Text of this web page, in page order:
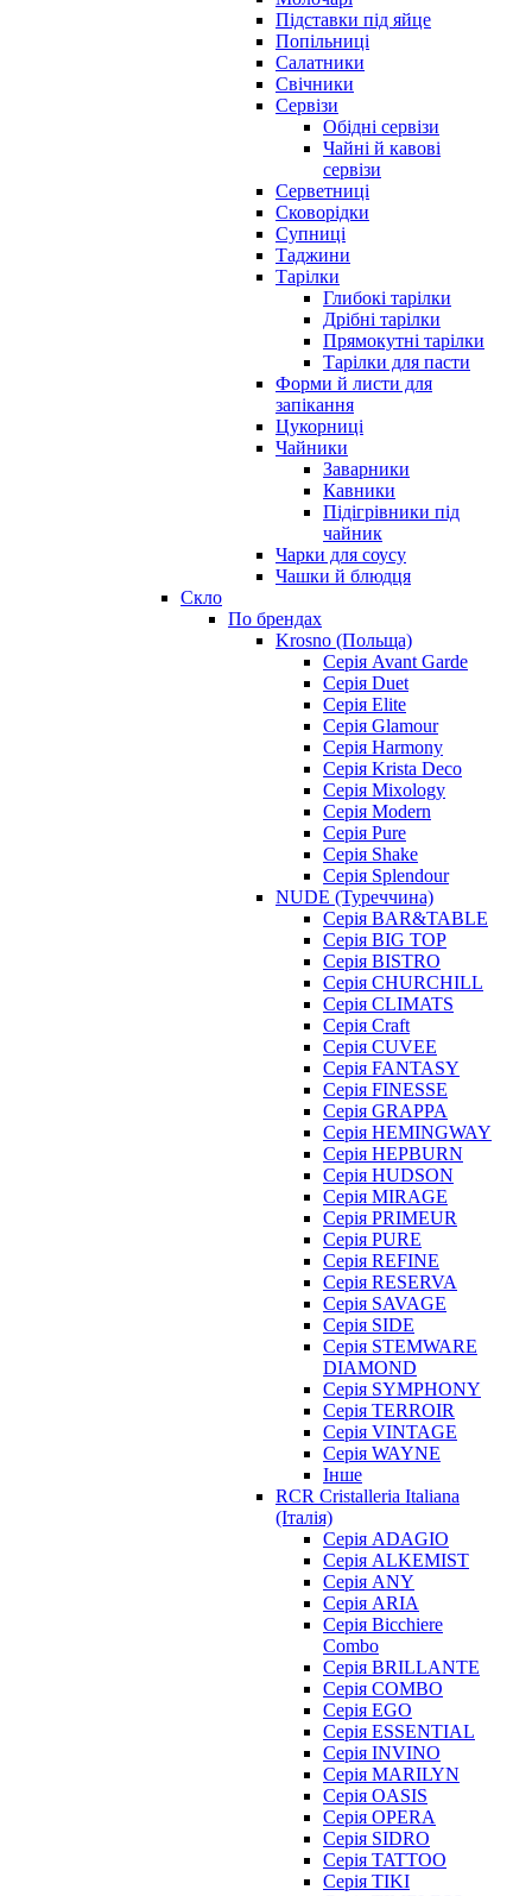
Підставки під яйце
Попільниці
Салатники
Свічники
Сервізи
Обідні сервізи
Чайні й кавові
сервізи
Серветниці
Сковорідки
Супниці
Таджини
Тарілки
Глибокі тарілки
Дрібні тарілки
Прямокутні тарілки
Тарілки для пасти
Форми й листи для
запікання
Цукорниці
Чайники
Заварники
Кавники
Підігрівники під
чайник
Чарки для соусу
Чашки й блюдця
Скло
По брендах
Krosno (Польща)
Серія Avant Garde
Серія Duet
Серія Elite
Серія Glamour
Серія Harmony
Серія Krista Deco
Серія Mixology
Серія Modern
Серія Pure
Серія Shake
Серія Splendour
NUDE (Туреччина)
Серія BAR&TABLE
Серія BIG TOP
Серія BISTRO
Серія CHURCHILL
Серія CLIMATS
Серія Craft
Серія CUVEE
Серія FANTASY
Серія FINESSE
Серія GRAPPA
Серія HEMINGWAY
Серія HEPBURN
Серія HUDSON
Серія MIRAGE
Серія PRIMEUR
Серія PURE
Серія REFINE
Серія RESERVA
Серія SAVAGE
Серія SIDE
Серія STEMWARE
DIAMOND
Серія SYMPHONY
Серія TERROIR
Серія VINTAGE
Серія WAYNE
Інше
RCR Cristalleria Italiana
(Італія)
Серія ADAGIO
Серія ALKEMIST
Серія ANY
Серія ARIA
Серія Bicchiere
Combo
Серія BRILLANTE
Серія COMBO
Серія EGO
Серія ESSENTIAL
Серія INVINO
Серія MARILYN
Серія OASIS
Серія OPERA
Серія SIDRO
Серія TATTOO
Серія TIKI